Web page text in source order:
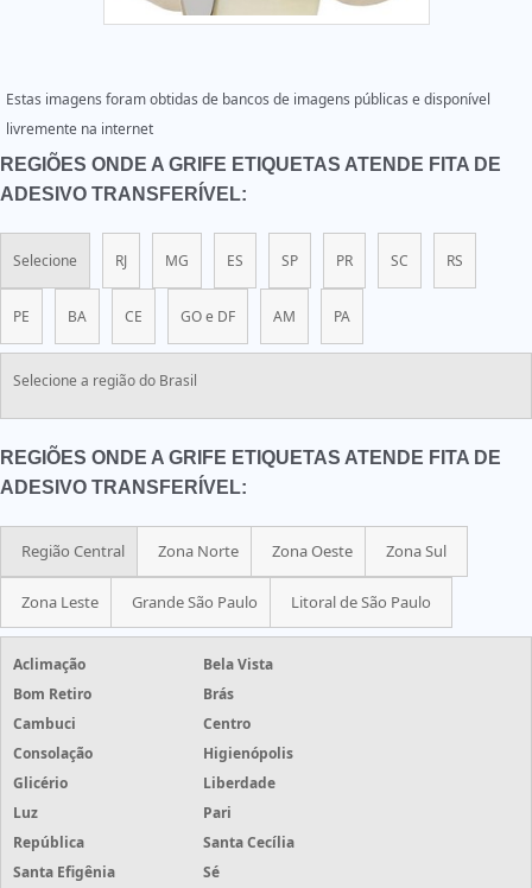
Estas imagens foram obtidas de bancos de imagens públicas e disponível
livremente na internet
REGIÕES ONDE A GRIFE ETIQUETAS ATENDE FITA DE
ADESIVO TRANSFERÍVEL:
Selecione RJ MG ES SP PR SC RS
PE BA CE GO e DF AM PA
Selecione a região do Brasil
REGIÕES ONDE A GRIFE ETIQUETAS ATENDE FITA DE
ADESIVO TRANSFERÍVEL:
Região Central Zona Norte Zona Oeste Zona Sul
Zona Leste Grande São Paulo Litoral de São Paulo
Aclimação
Bela Vista
Bom Retiro
Brás
Cambuci
Centro
Consolação
Higienópolis
Glicério
Liberdade
Luz
Pari
República
Santa Cecília
Santa Efigênia
Sé